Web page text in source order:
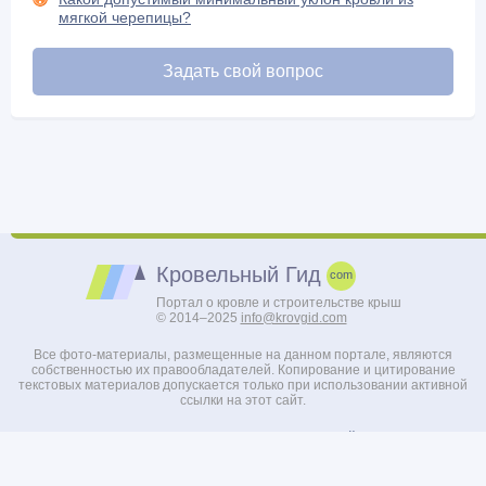
мягкой черепицы?
Задать свой вопрос
Кровельный Гид
Портал о кровле и строительстве крыш
© 2014–2025 info@krovgid.com
Все фото-материалы, размещенные на данном портале, являются
собственностью их правообладателей. Копирование и цитирование
текстовых материалов допускается только при использовании активной
ссылки на этот сайт.